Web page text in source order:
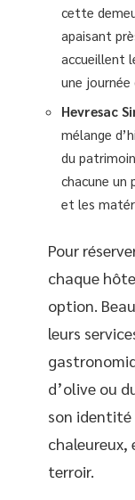
cette
apaisant
accueillent
une journée
Hevresac
mélange
du
chacune un
et les
Pour
chaque
option.
leurs
d’olive ou
son identité
chaleureux,
terroir.